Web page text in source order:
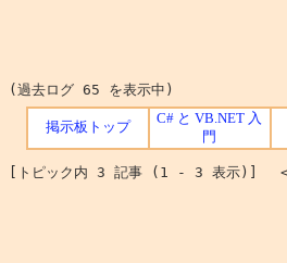
(過去ログ 65 を表示中)
掲示板トップ
C# と VB.NET 入
門
[トピック内 3 記事 (1 - 3 表示)]